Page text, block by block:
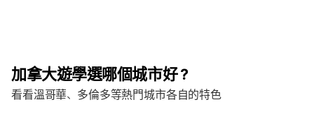
加拿大遊學選哪個城市好？
看看溫哥華、多倫多等熱門城市各自的特色